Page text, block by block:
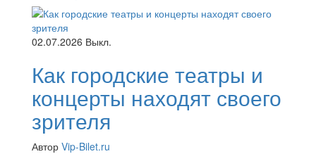
02.07.2026 Выкл.
Как городские театры и
концерты находят своего
зрителя
Автор Vip-Bilet.ru